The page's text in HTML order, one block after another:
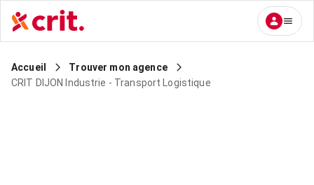
Accueil
Trouver mon agence
CRIT DIJON Industrie - Transport Logistique